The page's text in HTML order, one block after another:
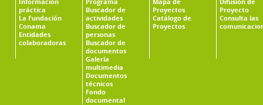
práctica
La Fundación
Conama
Entidades
colaboradoras
Buscador de
actividades
Buscador de
personas
Buscador de
documentos
Galería
multimedia
Documentos
técnicos
Fondo
documental
Proyectos
Catálogo de
Proyectos
Proyecto
Consulta las